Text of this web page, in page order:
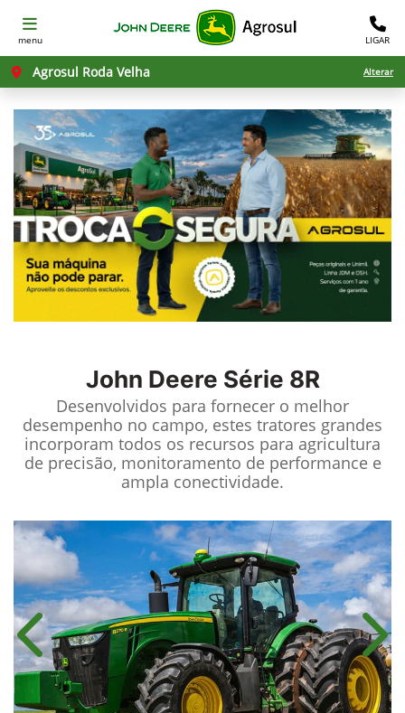
menu LIGAR
Agrosul Roda Velha Alterar
John Deere Série 8R
Desenvolvidos para fornecer o melhor
desempenho no campo, estes tratores grandes
incorporam todos os recursos para agricultura
de precisão, monitoramento de performance e
ampla conectividade.
Anterior